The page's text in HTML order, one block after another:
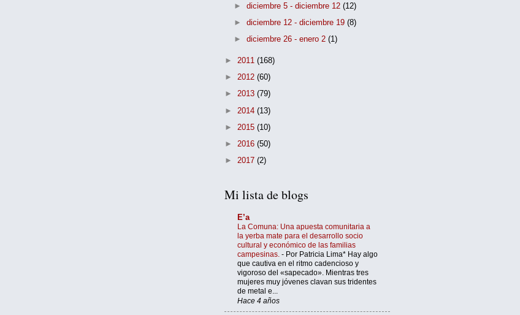
►diciembre 5 - diciembre 12(12)
►diciembre 12 - diciembre 19(8)
►diciembre 26 - enero 2(1)
► 2011 (168)
► 2012 (60)
► 2013 (79)
► 2014 (13)
► 2015 (10)
► 2016 (50)
► 2017 (2)
Mi lista de blogs
E’a
La Comuna: Una apuesta comunitaria a
la yerba mate para el desarrollo socio
cultural y económico de las familias
campesinas. - Por Patricia Lima* Hay algo
que cautiva en el ritmo cadencioso y
vigoroso del «sapecado». Mientras tres
mujeres muy jóvenes clavan sus tridentes
de metal e...
Hace 4 años